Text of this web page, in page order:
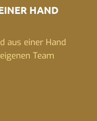
HAND
aus einer Hand
Team